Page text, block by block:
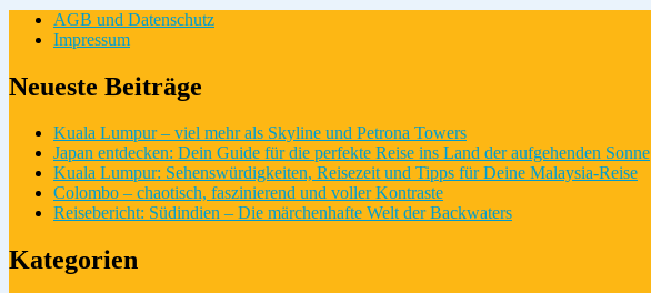
AGB und Datenschutz
Impressum
Neueste Beiträge
Kuala Lumpur – viel mehr als Skyline und Petrona Towers
Japan entdecken: Dein Guide für die perfekte Reise ins Land der aufgehenden Sonne
Kuala Lumpur: Sehenswürdigkeiten, Reisezeit und Tipps für Deine Malaysia-Reise
Colombo – chaotisch, faszinierend und voller Kontraste
Reisebericht: Südindien – Die märchenhafte Welt der Backwaters
Kategorien